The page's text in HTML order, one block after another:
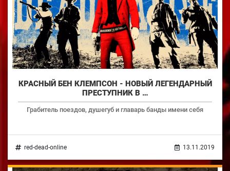
КРАСНЫЙ БЕН КЛЕМПСОН - НОВЫЙ ЛЕГЕНДАРНЫЙ
ПРЕСТУПНИК В …
Грабитель поездов, душегуб и главарь банды имени себя
red-dead-online 13.11.2019